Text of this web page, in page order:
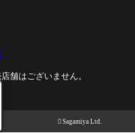
舗はございません。
 Sagamiya Ltd.